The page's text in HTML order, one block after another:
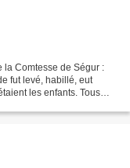
la Comtesse de Ségur :
fut levé, habillé, eut
les enfants. Tous